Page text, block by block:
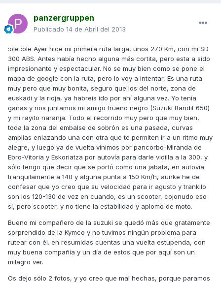
panzergruppen
Publicado 14 de Abril del 2013
:ole :ole Ayer hice mi primera ruta larga, unos 270 Km, con mi SD
300 ABS. Antes había hecho alguna más cortita, pero esta a sido
impresionante y espectacular. No se muy bien como se pone el
mapa de google con la ruta, pero lo voy a intentar, Es una ruta
muy pero que muy bonita, seguro que los del norte, zona de
euskadi y la rioja, ya habreis ido por ahí alguna vez. Yo tenía
ganas y nos juntamos mi amigo trueno negro (Suzuki Bandit 650)
y mi rayito naranja. Todo el recorrido muy pero que muy bien,
toda la zona del embalse de sobrón es una pasada, curvas
amplias enlazando una con otra que te permiten ir a un ritmo muy
alegre, y luego ya de vuelta vinimos por pancorbo-Miranda de
Ebro-Vitoria y Eskoriatza por autovía para darle vidilla a la 300, y
sólo tengo que decir que se portó como una jabata, en autovía
tranquilamente a 140 y alguna punta a 150 Km/h, aunke he de
confesar que yo creo que su velocidad para ir agusto y trankilo
son los 120-130 de vez en cuando, es un scooter, cojonudo eso
sí, pero scooter, y no tiene la estabilidad y aplomo de moto.
Bueno mi compañero de la suzuki se quedó más que gratamente
sorprendido de la Kymco y no tuvimos ningún problema para
rutear con él. en resumidas cuentas una vuelta estupenda, con
muy buena compañía y un día de estos que por aquí son un
milagro ver.
Os dejo sólo 2 fotos, y yo creo que mal hechas, porque paramos